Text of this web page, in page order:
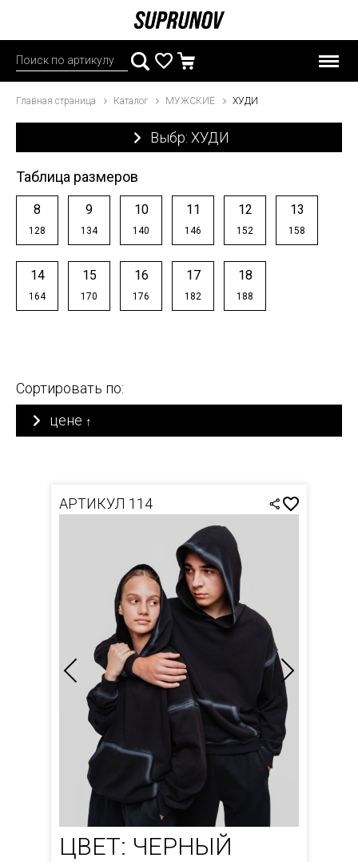
Главная страница Каталог МУЖСКИЕ ХУДИ
Выбр: ХУДИ
Таблица размеров
8
128
9
134
10
140
11
146
12
152
13
158
14
164
15
170
16
176
17
182
18
188
Сортировать по:
цене ↑
АРТИКУЛ 114
ЦВЕТ: ЧЕРНЫЙ